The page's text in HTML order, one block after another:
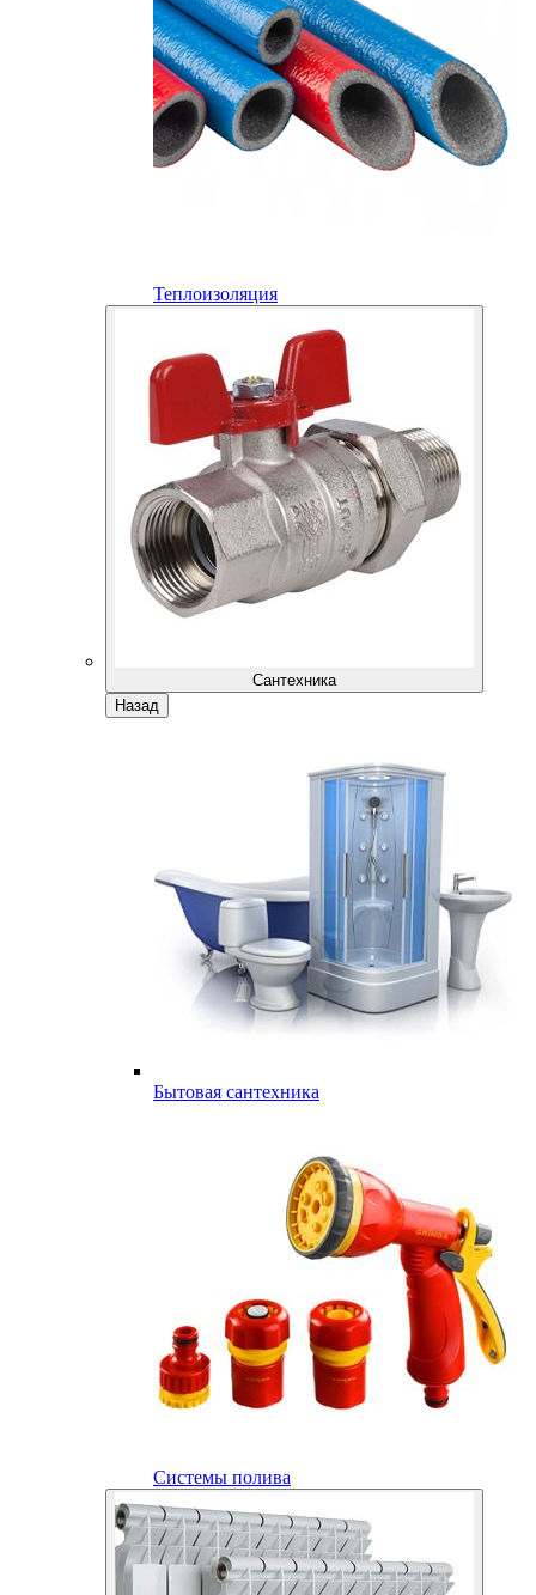
Теплоизоляция
Сантехника
Назад
Бытовая сантехника
Системы полива